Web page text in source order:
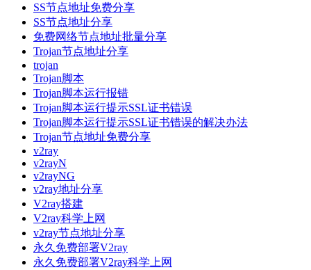
SS节点地址免费分享
SS节点地址分享
免费网络节点地址批量分享
Trojan节点地址分享
trojan
Trojan脚本
Trojan脚本运行报错
Trojan脚本运行提示SSL证书错误
Trojan脚本运行提示SSL证书错误的解决办法
Trojan节点地址免费分享
v2ray
v2rayN
v2rayNG
v2ray地址分享
V2ray搭建
V2ray科学上网
v2ray节点地址分享
永久免费部署V2ray
永久免费部署V2ray科学上网